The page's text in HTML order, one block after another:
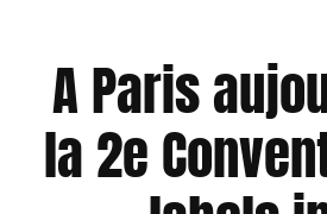
A Paris
la 2e